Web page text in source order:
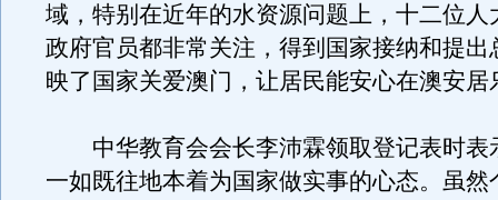
域，特别在近年的水资源问题上，十二位人
政府官员都非常关注，得到国家接纳和提出
映了国家关爱澳门，让居民能安心在澳安居
中华教育会会长李沛霖领取登记表时表
一如既往地本着为国家做实事的心态。虽然